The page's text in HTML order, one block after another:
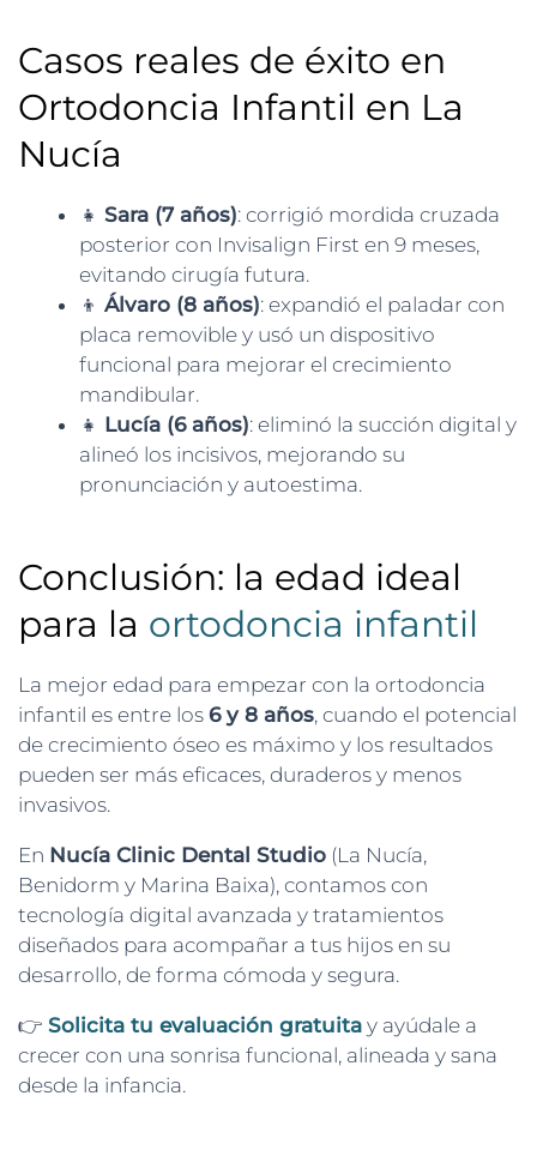
Casos reales de éxito en
Ortodoncia Infantil en La
Nucía
👧 Sara (7 años): corrigió mordida cruzada
posterior con Invisalign First en 9 meses,
evitando cirugía futura.
👦 Álvaro (8 años): expandió el paladar con
placa removible y usó un dispositivo
funcional para mejorar el crecimiento
mandibular.
👧 Lucía (6 años): eliminó la succión digital y
alineó los incisivos, mejorando su
pronunciación y autoestima.
Conclusión: la edad ideal
para la ortodoncia infantil
La mejor edad para empezar con la ortodoncia
infantil es entre los 6 y 8 años, cuando el potencial
de crecimiento óseo es máximo y los resultados
pueden ser más eficaces, duraderos y menos
invasivos.
En Nucía Clinic Dental Studio (La Nucía,
Benidorm y Marina Baixa), contamos con
tecnología digital avanzada y tratamientos
diseñados para acompañar a tus hijos en su
desarrollo, de forma cómoda y segura.
👉 Solicita tu evaluación gratuita y ayúdale a
crecer con una sonrisa funcional, alineada y sana
desde la infancia.